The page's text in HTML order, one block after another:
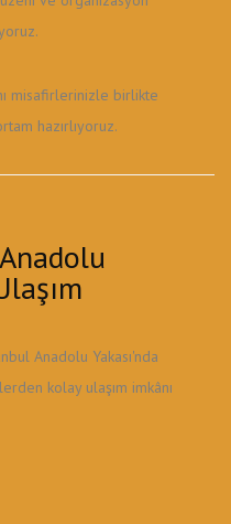
misafirlerinizle birlikte
hazırlıyoruz.
Anadolu Yakası'nda
kolay ulaşım imkânı